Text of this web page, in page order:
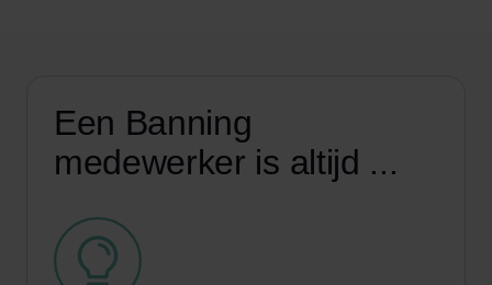
Een Banning
medewerker is altijd ...